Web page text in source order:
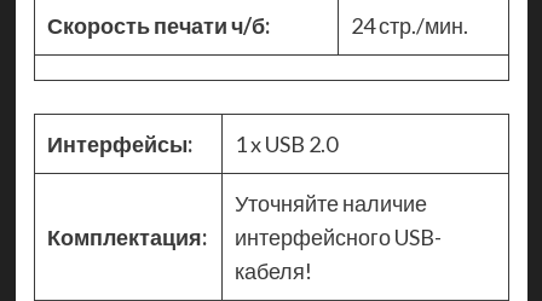
Скорость печати ч/б: 24 стр./мин.
Интерфейсы: 1 x USB 2.0
Комплектация:
Уточняйте наличие
интерфейсного USB-
кабеля!